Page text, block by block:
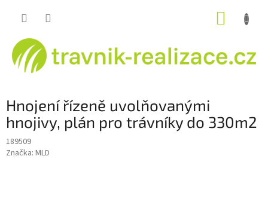
Hnojení řízeně uvolňovanými
hnojivy, plán pro trávníky do 330m2
189509
Značka: MLD